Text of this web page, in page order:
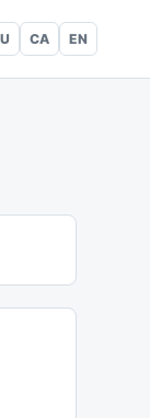
CA EN